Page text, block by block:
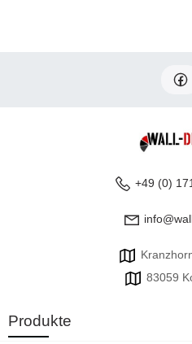
+49 (0)
83059
Produkte